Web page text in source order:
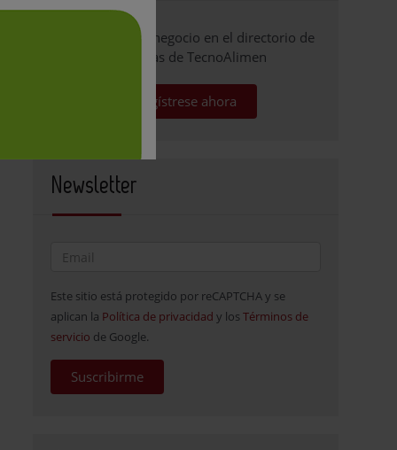
Promocione su negocio en el directorio de
empresas de TecnoAlimen
Regístrese ahora
Newsletter
Este sitio está protegido por reCAPTCHA y se
aplican la Política de privacidad y losTérminos de
servicio de Google.
Suscribirme